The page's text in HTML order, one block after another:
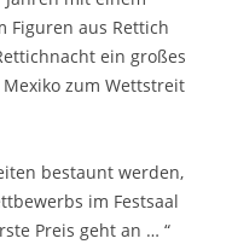
Figuren aus Rettich
ein großes
zum Wettstreit
bestaunt werden,
im Festsaal
Preis geht an … “